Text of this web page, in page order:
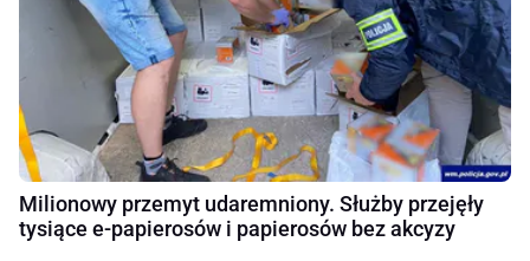
Milionowy przemyt udaremniony. Służby przejęły
tysiące e-papierosów i papierosów bez akcyzy